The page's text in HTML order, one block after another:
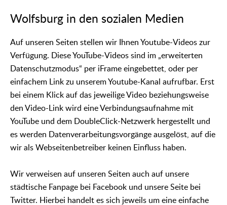
Wolfsburg in den sozialen Medien
Auf unseren Seiten stellen wir Ihnen Youtube-Videos zur
Verfügung. Diese YouTube-Videos sind im „erweiterten
Datenschutzmodus“ per iFrame eingebettet, oder per
einfachem Link zu unserem Youtube-Kanal aufrufbar. Erst
bei einem Klick auf das jeweilige Video beziehungsweise
den Video-Link wird eine Verbindungsaufnahme mit
YouTube und dem DoubleClick-Netzwerk hergestellt und
es werden Datenverarbeitungsvorgänge ausgelöst, auf die
wir als Webseitenbetreiber keinen Einfluss haben.
Wir verweisen auf unseren Seiten auch auf unsere
städtische Fanpage bei Facebook und unsere Seite bei
Twitter. Hierbei handelt es sich jeweils um eine einfache